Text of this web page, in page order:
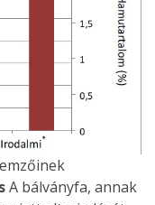
A bálványfa, annak